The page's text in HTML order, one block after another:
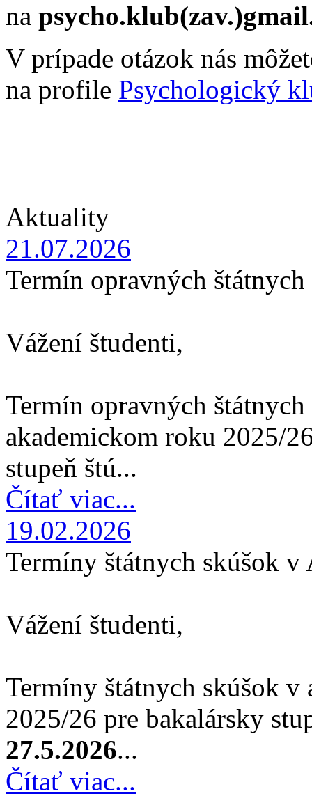
na
V prípade otázok nás
na profile Psychologický
Aktuality
21.07.2026
Termín opravných
Vážení študenti,
Termín opravných
akademickom roku 2025/
stupeň štú...
Čítať viac...
19.02.2026
Termíny štátnych skúšok v
Vážení študenti,
Termíny štátnych skúšok
2025/26 pre bakalársky
27.5.2026...
Čítať viac...